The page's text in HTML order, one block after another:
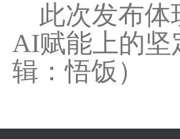
此次发布体
AI赋能上的坚
辑：悟饭）